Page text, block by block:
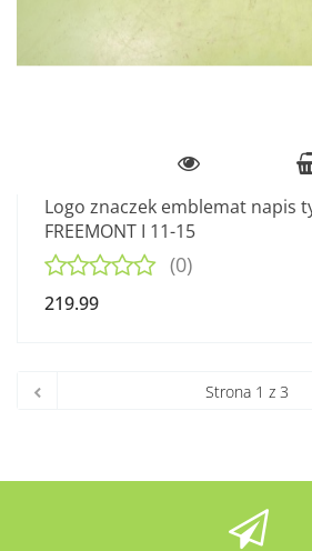
Logo znaczek emblemat napis
FREEMONT I 11-15
(0)
219.99